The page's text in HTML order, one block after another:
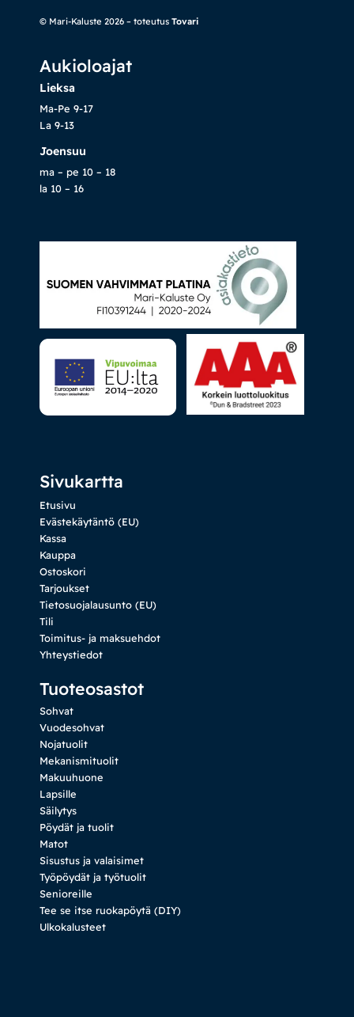
© Mari-Kaluste 2026 – toteutus Tovari
Aukioloajat
Lieksa
Ma-Pe 9-17
La 9-13
Joensuu
ma – pe 10 – 18
la 10 – 16
Sivukartta
Etusivu
Evästekäytäntö (EU)
Kassa
Kauppa
Ostoskori
Tarjoukset
Tietosuojalausunto (EU)
Tili
Toimitus- ja maksuehdot
Yhteystiedot
Tuoteosastot
Sohvat
Vuodesohvat
Nojatuolit
Mekanismituolit
Makuuhuone
Lapsille
Säilytys
Pöydät ja tuolit
Matot
Sisustus ja valaisimet
Työpöydät ja työtuolit
Senioreille
Tee se itse ruokapöytä (DIY)
Ulkokalusteet